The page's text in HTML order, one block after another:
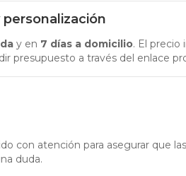
y en 7 días a domicilio. El precio
presupuesto a través del enlace
con atención para asegurar que
duda.